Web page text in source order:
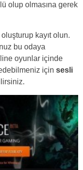
olup olmasına gerek
oluşturup kayıt olun.
bu odaya
oyunlar içinde
için sesli